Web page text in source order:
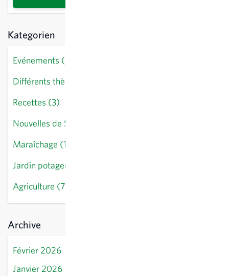
Kategorien
Evénements (0)
Différents thèmes (14)
Recettes (3)
Nouvelles de Sativa (10)
Maraîchage (18)
Jardin potager (28)
Agriculture (7)
Archive
Février 2026
Janvier 2026